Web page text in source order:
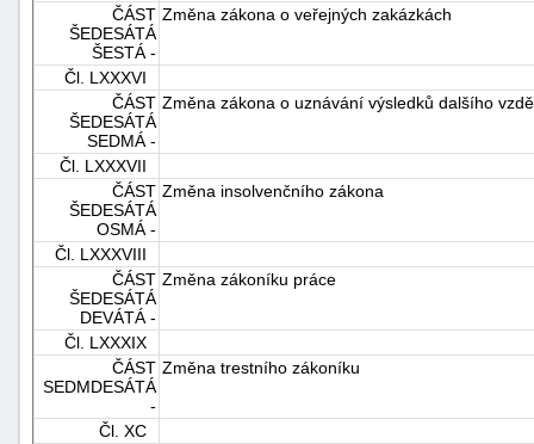
ČÁST
ŠEDESÁTÁ
ŠESTÁ -
Změna zákona o veřejných zakázkách
Čl. LXXXVI
ČÁST
ŠEDESÁTÁ
SEDMÁ -
Změna zákona o uznávání výsledků dalšího
Čl. LXXXVII
ČÁST
ŠEDESÁTÁ
OSMÁ -
Změna insolvenčního zákona
Čl. LXXXVIII
ČÁST
ŠEDESÁTÁ
DEVÁTÁ -
Změna zákoníku práce
Čl. LXXXIX
ČÁST
SEDMDESÁTÁ
-
Změna trestního zákoníku
Čl. XC